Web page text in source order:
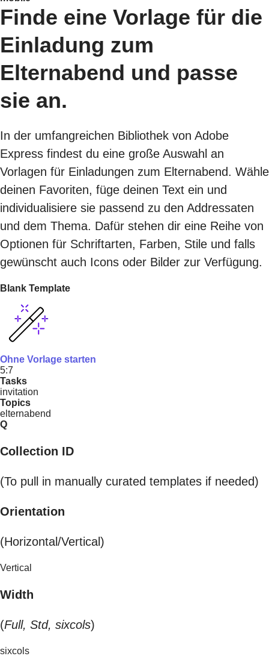
Finde eine Vorlage für die
Einladung zum
Elternabend und passe
sie an.
In der umfangreichen Bibliothek von Adobe
Express findest du eine große Auswahl an
Vorlagen für Einladungen zum Elternabend. Wähle
deinen Favoriten, füge deinen Text ein und
individualisiere sie passend zu den Addressaten
und dem Thema. Dafür stehen dir eine Reihe von
Optionen für Schriftarten, Farben, Stile und falls
gewünscht auch Icons oder Bilder zur Verfügung.
Blank Template
Ohne Vorlage starten
5:7
Tasks
invitation
Topics
elternabend
Q
Collection ID
(To pull in manually curated templates if needed)
Orientation
(Horizontal/Vertical)
Vertical
Width
(Full, Std, sixcols)
sixcols